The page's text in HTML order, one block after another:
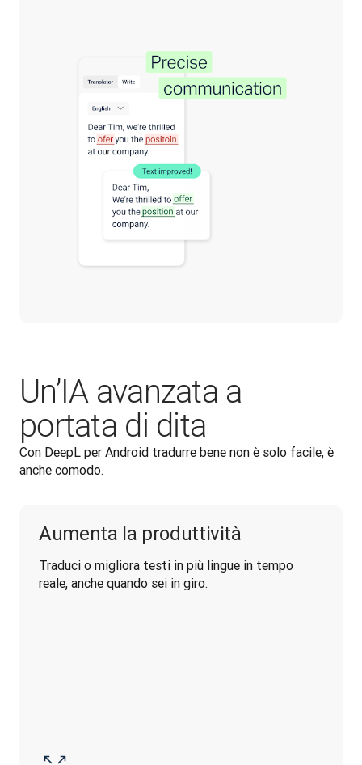
Un’IA avanzata a
portata di dita
Con DeepL per Android tradurre bene non è solo facile, è
anche comodo.
Aumenta la produttività
Traduci o migliora testi in più lingue in tempo
reale, anche quando sei in giro.